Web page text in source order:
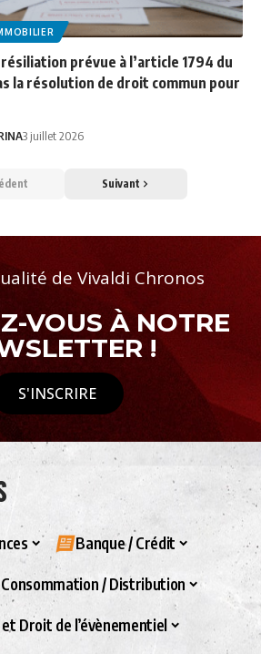
prévue à l’article 1794 du
la résolution de droit commun pour
3 juillet 2026
Suivant
de Vivaldi Chronos
VOUS À NOTRE
!
S'INSCRIRE
Banque / Crédit
/ Distribution
Droit de l’évènementiel